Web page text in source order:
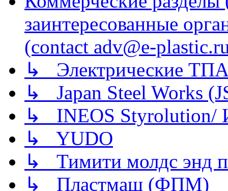
заинтересованные
(contact adv@e-
↳ Электрические
↳ Japan Steel Works
↳ INEOS
↳ YUDO
↳ Тимити молдс энд
↳ Пластмаш (ФПМ)